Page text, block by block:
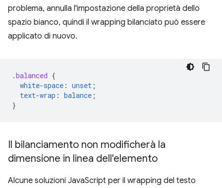
problema, annulla l'impostazione della proprietà dello
spazio bianco, quindi il wrapping bilanciato può essere
applicato di nuovo.
.balanced {
white-space : unset ;
text-wrap : balance ;
}
Il bilanciamento non modificherà la
dimensione in linea dell'elemento
Alcune soluzioni JavaScript per il wrapping del testo